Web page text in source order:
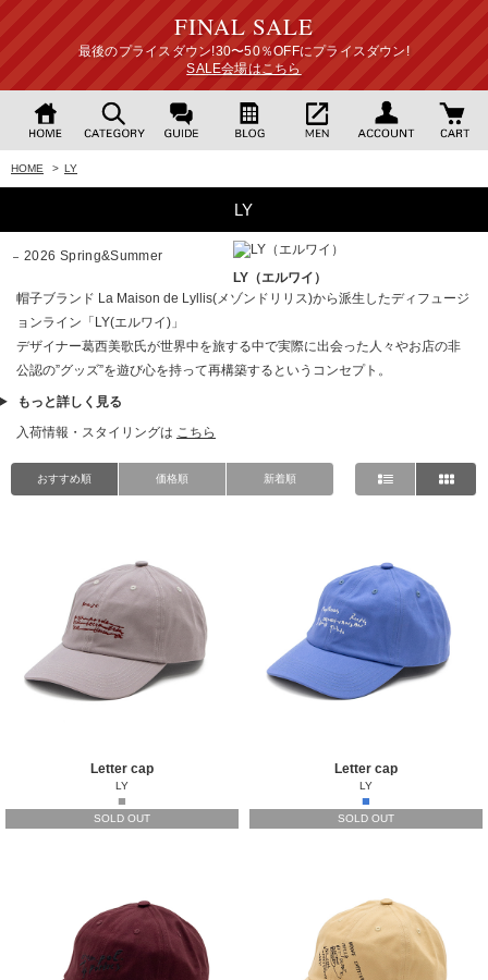
FINAL SALE
最後のプライスダウン!30〜50％OFFにプライスダウン!
SALE会場はこちら
HOME > LY
LY
2026 Spring&Summer
LY（エルワイ）
帽子ブランド La Maison de Lyllis(メゾンドリリス)から派生したディフュージ
ョンライン「LY(エルワイ)」
デザイナー葛西美歌氏が世界中を旅する中で実際に出会った人々やお店の非
公認の”グッズ”を遊び心を持って再構築するというコンセプト。
もっと詳しく見る
入荷情報・スタイリングは こちら
おすすめ順 価格順 新着順
Letter cap
LY
■
SOLD OUT
Letter cap
LY
■
SOLD OUT